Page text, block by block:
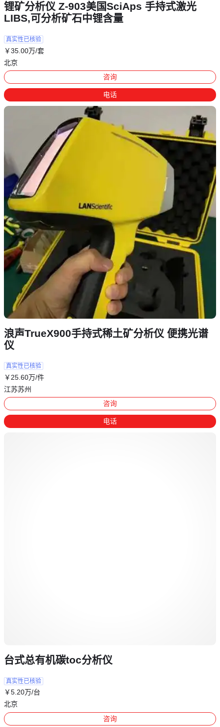
锂矿分析仪 Z-903美国SciAps 手持式激光
LIBS,可分析矿石中锂含量
真实性已核验
￥35 .00万/套
北京
咨询
电话
浪声TrueX900手持式稀土矿分析仪 便携光谱
仪
真实性已核验
￥ 25 .60万/件
江苏苏州
咨询
电话
台式总有机碳toc分析仪
真实性已核验
￥5.20万/台
北京
咨询